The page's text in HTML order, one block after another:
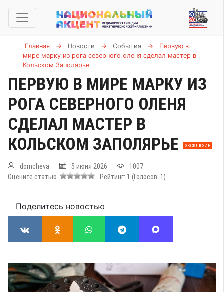
Главная → Новости → События →
Первую в
мире марку из рога северного оленя сделал мастер в
Кольском Заполярье
ПЕРВУЮ В МИРЕ МАРКУ ИЗ
РОГА СЕВЕРНОГО ОЛЕНЯ
СДЕЛАЛ МАСТЕР В
КОЛЬСКОМ ЗАПОЛЯРЬЕ
ЭКСКЛЮЗИВ
domcheva 5 июня 2026
1007
Оцените статью
Рейтинг: 1 (Голосов: 1 )
Поделитесь новостью